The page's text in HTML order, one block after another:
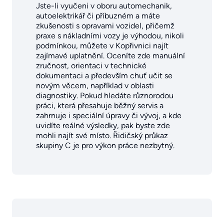
Jste-li vyučeni v oboru automechanik,
autoelektrikář či příbuzném a máte
zkušenosti s opravami vozidel, přičemž
praxe s nákladními vozy je výhodou, nikoli
podmínkou, můžete v Kopřivnici najít
zajímavé uplatnění. Oceníte zde manuální
zručnost, orientaci v technické
dokumentaci a především chuť učit se
novým věcem, například v oblasti
diagnostiky. Pokud hledáte různorodou
práci, která přesahuje běžný servis a
zahrnuje i speciální úpravy či vývoj, a kde
uvidíte reálné výsledky, pak byste zde
mohli najít své místo. Řidičský průkaz
skupiny C je pro výkon práce nezbytný.